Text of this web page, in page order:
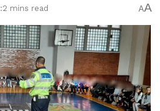
mins read AA